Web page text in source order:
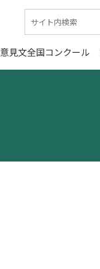
意見文全国コンクール